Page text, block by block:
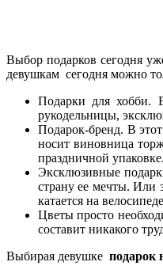
Выбор подарков сегодня
девушкам сегодня можно
Подарки для хобби.
рукодельницы,
Подарок-бренд. В
носит виновница
праздничной упаковке.
Эксклюзивные
страну ее мечты. Или
катается на
Цветы просто
составит никакого
Выбирая девушке подарок